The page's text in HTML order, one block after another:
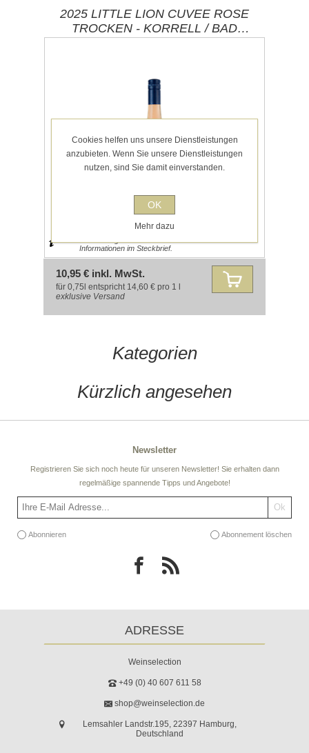
2025 LITTLE LION CUVEE ROSE
TROCKEN - KORRELL / BAD
KREUZNACH (NAHE)
Informationen im Steckbrief.
10,95 € inkl. MwSt.
für 0,75l entspricht 14,60 € pro 1 l
exklusive Versand
Kategorien
Kürzlich angesehen
Newsletter
Registrieren Sie sich noch heute für unseren Newsletter! Sie erhalten dann
regelmäßige spannende Tipps und Angebote!
Abonnieren Abonnement löschen
ADRESSE
Weinselection
+49 (0) 40 607 611 58
shop@weinselection.de
Lemsahler Landstr.195, 22397 Hamburg,
Deutschland
Cookies helfen uns unsere Dienstleistungen
anzubieten. Wenn Sie unsere Dienstleistungen
nutzen, sind Sie damit einverstanden.
OK
Mehr dazu